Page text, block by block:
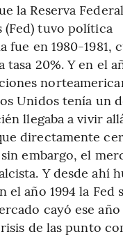
la Reserva
(Fed) tuvo política
fue en 1980-1981,
20%. Y en el
Unidos tenía un
llegaba a vivir
directamente
embargo, el
Y desde ahí
el año 1994 la Fed
cayó ese
de las punto